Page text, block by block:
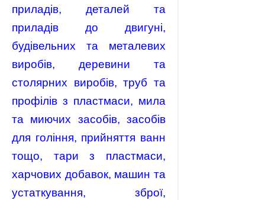
приладів, деталей та
приладів до двигуні,
будівельних та металевих
виробів, деревини та
столярних виробів, труб та
профілів з пластмаси, мила
та миючих засобів, засобів
для гоління, прийняття ванн
тощо, тари з пластмаси,
харчових добавок, машин та
устаткування, зброї,